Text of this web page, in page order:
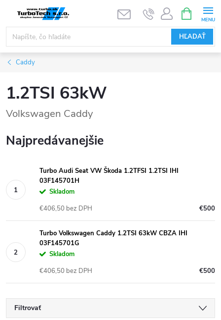
obsah
HĽADAŤ
KOŠÍK
Caddy
1.2TSI 63kW
Volkswagen Caddy
Najpredávanejšie
Turbo Audi Seat VW Škoda 1.2TFSI 1.2TSI IHI
03F145701H
Skladom
€500
€406,50 bez DPH
Turbo Volkswagen Caddy 1.2TSI 63kW CBZA IHI
03F145701G
Skladom
€500
€406,50 bez DPH
Filtrovať